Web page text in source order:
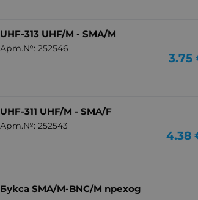
UHF-313 UHF/M - SMA/M
Арт.№: 252546
3.75
UHF-311 UHF/M - SMA/F
Арт.№: 252543
4.38
Букса SMA/M-BNC/M преход